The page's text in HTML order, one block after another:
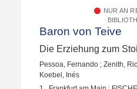
NUR AN
Baron von Teive
Die Erziehung zum
Pessoa, Fernando ; Zenith,
Koebel, Inés